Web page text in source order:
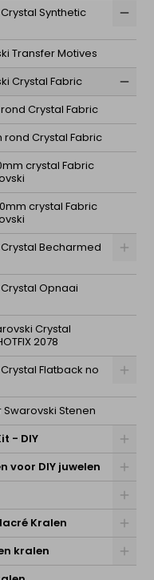
Synthetic
Transfer Motives
Crystal Fabric
Crystal Fabric
rond Crystal Fabric
crystal Fabric
crystal Fabric
Becharmed
Opnaai
Crystal
2078
Flatback no
Stenen
- DIY
voor DIY juwelen
Kralen
kralen